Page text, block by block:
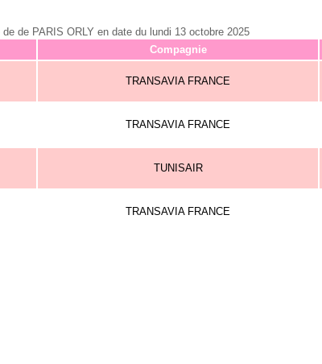
de PARIS ORLY en date du lundi 13 octobre 2025
Compagnie
TRANSAVIA FRANCE
TRANSAVIA FRANCE
TUNISAIR
TRANSAVIA FRANCE